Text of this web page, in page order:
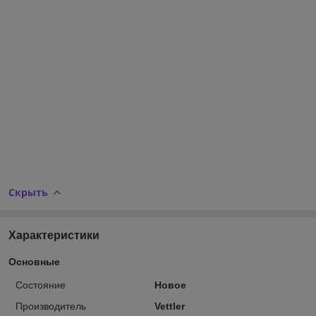
Скрыть
Характеристики
Основные
Состояние
Новое
Производитель
Vettler